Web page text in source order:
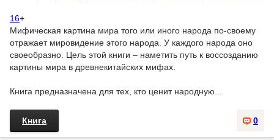
16+
Мифическая картина мира того или иного народа по-своему
отражает мировидение этого народа. У каждого народа оно
своеобразно. Цель этой книги – наметить путь к воссозданию
картины мира в древнекитайских мифах.
Книга предназначена для тех, кто ценит народную...
0
Книга